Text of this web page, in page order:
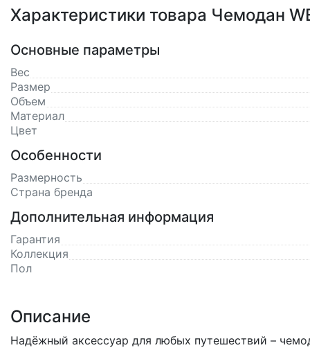
Характеристики товара Чемодан
Основные параметры
Вес
Размер
Объем
Материал
Цвет
Особенности
Размерность
Страна бренда
Дополнительная информация
Гарантия
Коллекция
Пол
Описание
Надёжный аксессуар для любых путешествий –